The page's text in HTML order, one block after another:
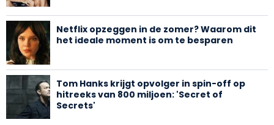
Netflix opzeggen in de zomer? Waarom dit
het ideale moment is om te besparen
Tom Hanks krijgt opvolger in spin-off op
hitreeks van 800 miljoen: 'Secret of
Secrets'